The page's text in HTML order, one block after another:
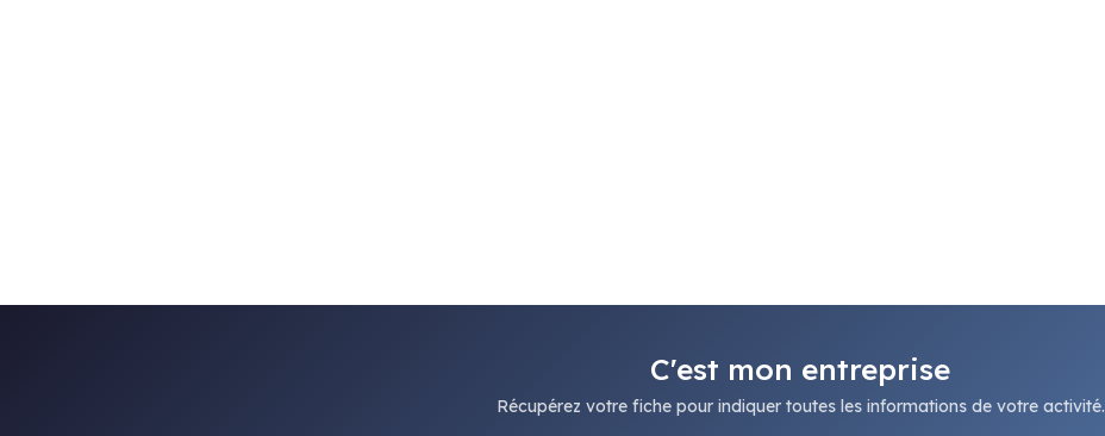
C'est mon entreprise
Récupérez votre fiche pour indiquer toutes les informations de votre activité.